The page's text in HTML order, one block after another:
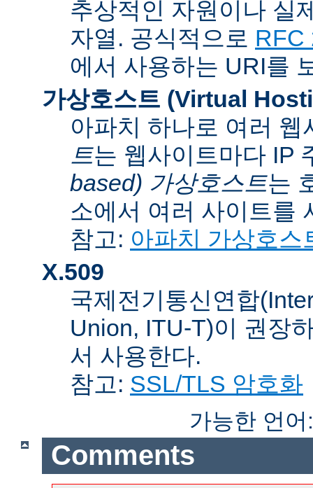
추상적인 자원이나 실
자열. 공식적으로 RFC
에서 사용하는 URI를
가상호스트 (Virtual
아파치 하나로 여러
트는 웹사이트마다 IP
based) 가상호스트는
소에서 여러 사이트를
참고: 아파치 가상호스
X.509
국제전기통신연합
Union, ITU-T)이 권장
서 사용한다.
참고: SSL/TLS 암호화
가능한 언
Comments